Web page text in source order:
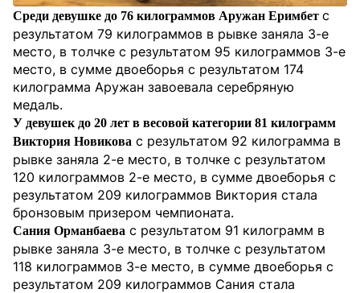
Среди девушке до 76 килограммов Аружан Еримбет с
результатом 79 килограммов в рывке заняла 3-е
место, в толчке с результатом 95 килограммов 3-е
место, в сумме двоеборья с результатом 174
килограмма Аружан завоевала серебряную
медаль.
У девушек до 20 лет в весовой категории 81 килограмм
Виктория Новикова с результатом 92 килограмма в
рывке заняла 2-е место, в толчке с результатом
120 килограммов 2-е место, в сумме двоеборья с
результатом 209 килограммов Виктория стала
бронзовым призером чемпионата.
Сания Орманбаева с результатом 91 килограмм в
рывке заняла 3-е место, в толчке с результатом
118 килограммов 3-е место, в сумме двоеборья с
результатом 209 килограммов Сания стала